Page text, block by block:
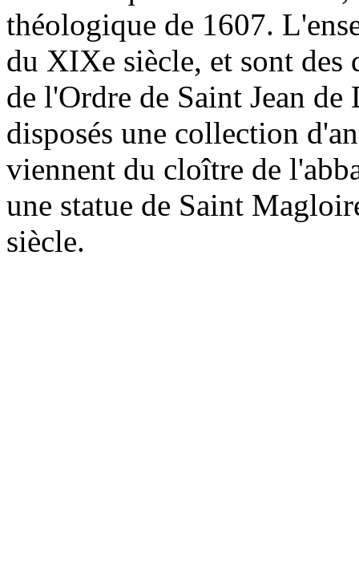
théologique de 1607.
du XIXe siècle, et sont des
de l'Ordre de Saint Jean
disposés une collection
viennent du cloître de
une statue de Saint
siècle.